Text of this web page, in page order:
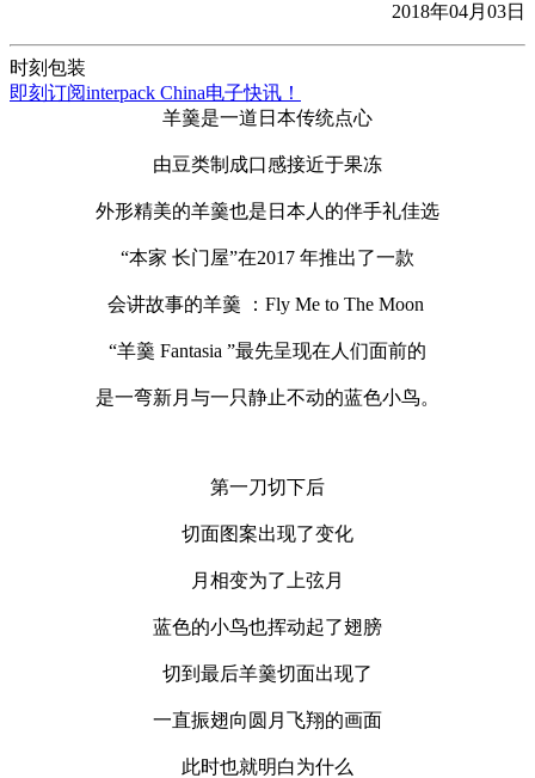
2018年04月03日
时刻包装
即刻订阅interpack China电子快讯！
羊羹是一道日本传统点心
由豆类制成口感接近于果冻
外形精美的羊羹也是日本人的伴手礼佳选
“本家 长门屋”在2017 年推出了一款
会讲故事的羊羹 ：Fly Me to The Moon
“羊羹 Fantasia ”最先呈现在人们面前的
是一弯新月与一只静止不动的蓝色小鸟。
第一刀切下后
切面图案出现了变化
月相变为了上弦月
蓝色的小鸟也挥动起了翅膀
切到最后羊羹切面出现了
一直振翅向圆月飞翔的画面
此时也就明白为什么